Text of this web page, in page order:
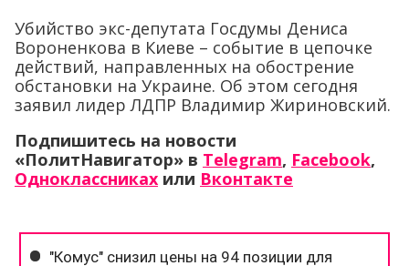
Убийство экс-депутата Госдумы Дениса
Вороненкова в Киеве – событие в цепочке
действий, направленных на обострение
обстановки на Украине. Об этом сегодня
заявил лидер ЛДПР Владимир Жириновский.
Подпишитесь на новости
«ПолитНавигатор» в Telegram, Facebook,
Одноклассниках или Вконтакте